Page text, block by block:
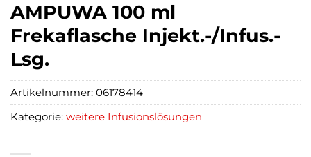
AMPUWA 100 ml
Frekaflasche Injekt.-/Infus.-
Lsg.
Artikelnummer: 06178414
Kategorie: weitere Infusionslösungen